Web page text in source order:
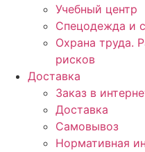
Учебный центр
Спецодежда и
Охрана труда.
рисков
Доставка
Заказ в
Доставка
Самовывоз
Нормативная